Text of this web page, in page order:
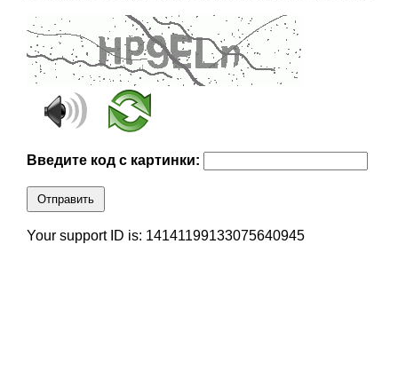
Введите код с картинки:
Отправить
Your support ID is: 14141199133075640945